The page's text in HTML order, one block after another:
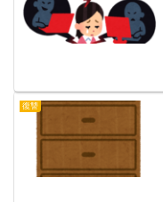
復讐